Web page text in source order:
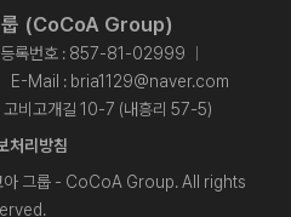
룹 (CoCoA Group)
등록번호 : 857-81-02999
E-Mail : bria1129@naver.com
고비고개길 10-7 (내흥리 57-5)
처리방침
그룹 - CoCoA Group. All rights